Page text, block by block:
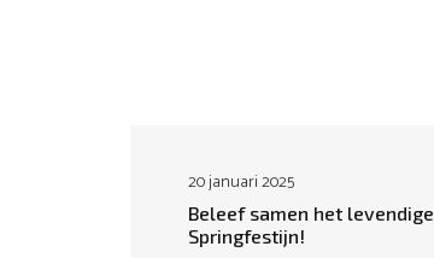
20 januari 2025
Beleef samen het levendige
Springfestijn!